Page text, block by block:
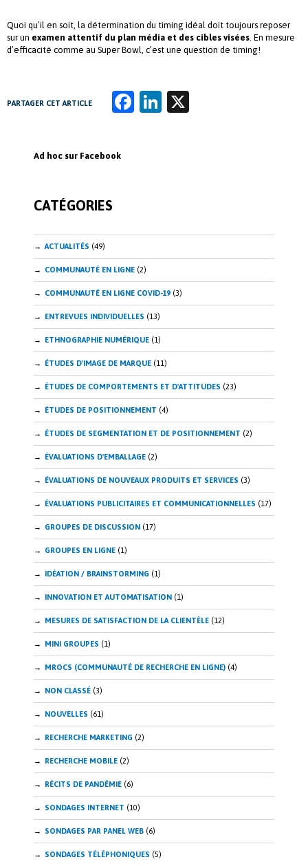
Quoi qu’il en soit, la détermination du timing idéal doit toujours reposer
sur un examen attentif du plan média et des cibles visées. En mesure
d’efficacité comme au Super Bowl, c’est une question de timing!
PARTAGER CET ARTICLE
Fa Li
Ad hoc sur Facebook
CATÉGORIES
ACTUALITÉS (49)
COMMUNAUTÉ EN LIGNE (2)
COMMUNAUTÉ EN LIGNE COVID-19 (3)
ENTREVUES INDIVIDUELLES (13)
ETHNOGRAPHIE NUMÉRIQUE (1)
ÉTUDES D'IMAGE DE MARQUE (11)
ÉTUDES DE COMPORTEMENTS ET D'ATTITUDES (23)
ÉTUDES DE POSITIONNEMENT (4)
ÉTUDES DE SEGMENTATION ET DE POSITIONNEMENT (2)
ÉVALUATIONS D'EMBALLAGE (2)
ÉVALUATIONS DE NOUVEAUX PRODUITS ET SERVICES (3)
ÉVALUATIONS PUBLICITAIRES ET COMMUNICATIONNELLES (17)
GROUPES DE DISCUSSION (17)
GROUPES EN LIGNE (1)
IDÉATION / BRAINSTORMING (1)
INNOVATION ET AUTOMATISATION (1)
MESURES DE SATISFACTION DE LA CLIENTÈLE (12)
MINI GROUPES (1)
MROCS (COMMUNAUTÉ DE RECHERCHE EN LIGNE) (4)
NON CLASSÉ (3)
NOUVELLES (61)
RECHERCHE MARKETING (2)
RECHERCHE MOBILE (2)
RÉCITS DE PANDÉMIE (6)
SONDAGES INTERNET (10)
SONDAGES PAR PANEL WEB (6)
SONDAGES TÉLÉPHONIQUES (5)